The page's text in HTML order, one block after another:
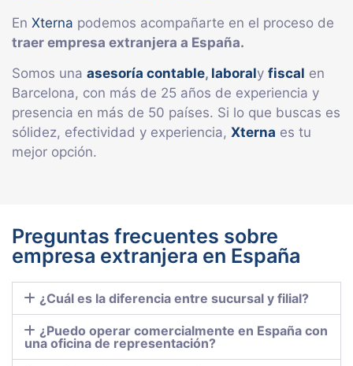
En Xterna podemos acompañarte en el proceso de
traer empresa extranjera a España.
Somos una asesoría contable, laboraly fiscal en
Barcelona, con más de 25 años de experiencia y
presencia en más de 50 países. Si lo que buscas es
sólidez, efectividad y experiencia, Xterna es tu
mejor opción.
Preguntas frecuentes sobre
empresa extranjera en España
¿Cuál es la diferencia entre sucursal y filial?
¿Puedo operar comercialmente en España con
una oficina de representación?